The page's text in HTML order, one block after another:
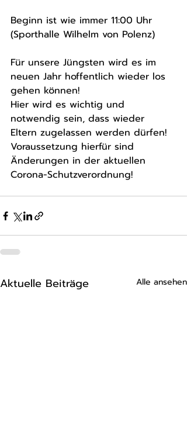
Beginn ist wie immer 11:00 Uhr
(Sporthalle Wilhelm von Polenz)
Für unsere Jüngsten wird es im
neuen Jahr hoffentlich wieder los
gehen können!
Hier wird es wichtig und
notwendig sein, dass wieder
Eltern zugelassen werden dürfen!
Voraussetzung hierfür sind
Änderungen in der aktuellen
Corona-Schutzverordnung!
Aktuelle Beiträge Alle ansehen